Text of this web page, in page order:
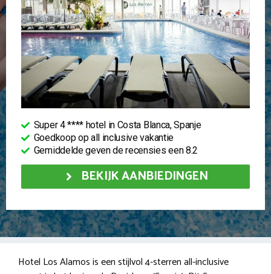
Super 4 **** hotel in Costa Blanca, Spanje
Goedkoop op all inclusive vakantie
Gemiddelde geven de recensies een 8.2
BEKIJK AANBIEDINGEN
Hotel Los Alamos is een stijlvol 4-sterren all-inclusive